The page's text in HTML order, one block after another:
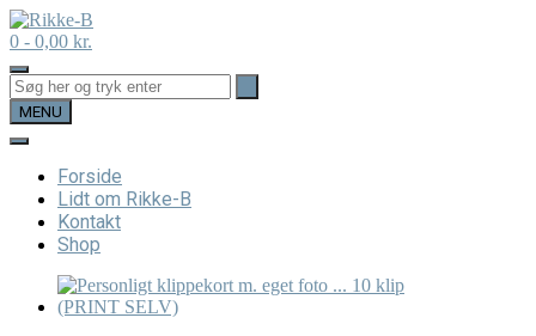
Skip
to
content
0 - 0,00 kr.
MENU
Forside
Lidt om Rikke-B
Kontakt
Shop